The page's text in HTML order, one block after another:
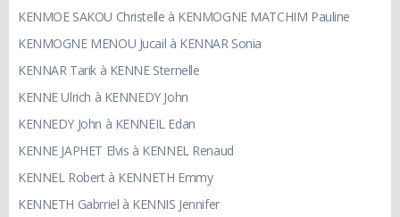
KENMOE SAKOU Christelle à KENMOGNE MATCHIM Pauline
KENMOGNE MENOU Jucail à KENNAR Sonia
KENNAR Tarik à KENNE Sternelle
KENNE Ulrich à KENNEDY John
KENNEDY John à KENNEIL Edan
KENNE JAPHET Elvis à KENNEL Renaud
KENNEL Robert à KENNETH Emmy
KENNETH Gabrriel à KENNIS Jennifer